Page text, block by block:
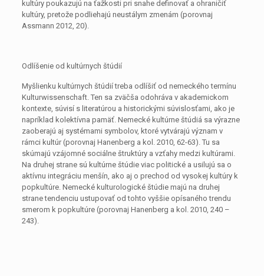
kultúry poukazujú na ťažkosti pri snahe definovať a ohraničiť
kultúry, pretože podliehajú neustálym zmenám (porovnaj
Assmann 2012, 20).
Odlíšenie od kultúrnych štúdií
Myšlienku kultúrnych štúdií treba odlíšiť od nemeckého termínu
Kulturwissenschaft. Ten sa zväčša odohráva v akademickom
kontexte, súvisí s literatúrou a historickými súvislosťami, ako je
napríklad kolektívna pamäť. Nemecké kultúrne štúdiá sa výrazne
zaoberajú aj systémami symbolov, ktoré vytvárajú význam v
rámci kultúr (porovnaj Hanenberg a kol. 2010, 62-63). Tu sa
skúmajú vzájomné sociálne štruktúry a vzťahy medzi kultúrami.
Na druhej strane sú kultúrne štúdie viac politické a usilujú sa o
aktívnu integráciu menšín, ako aj o prechod od vysokej kultúry k
popkultúre. Nemecké kulturologické štúdie majú na druhej
strane tendenciu ustupovať od tohto vyššie opísaného trendu
smerom k popkultúre (porovnaj Hanenberg a kol. 2010, 240 –
243).